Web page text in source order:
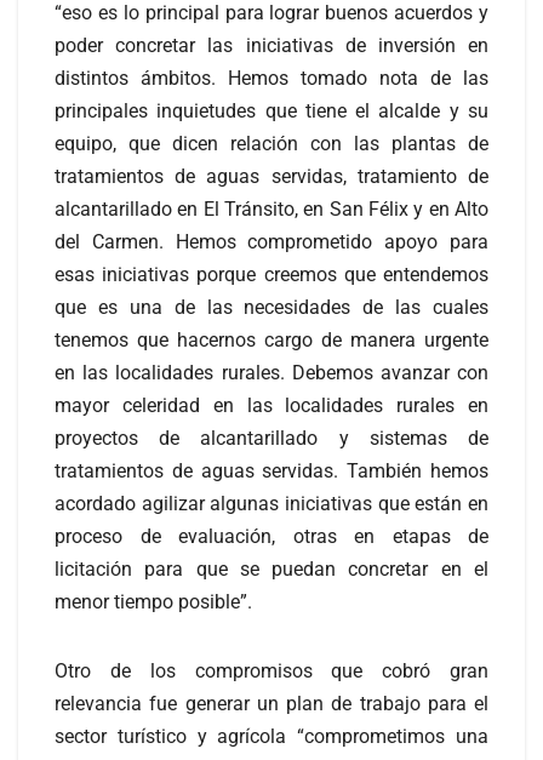
“eso es lo principal para lograr buenos acuerdos y
poder concretar las iniciativas de inversión en
distintos ámbitos. Hemos tomado nota de las
principales inquietudes que tiene el alcalde y su
equipo, que dicen relación con las plantas de
tratamientos de aguas servidas, tratamiento de
alcantarillado en El Tránsito, en San Félix y en Alto
del Carmen. Hemos comprometido apoyo para
esas iniciativas porque creemos que entendemos
que es una de las necesidades de las cuales
tenemos que hacernos cargo de manera urgente
en las localidades rurales. Debemos avanzar con
mayor celeridad en las localidades rurales en
proyectos de alcantarillado y sistemas de
tratamientos de aguas servidas. También hemos
acordado agilizar algunas iniciativas que están en
proceso de evaluación, otras en etapas de
licitación para que se puedan concretar en el
menor tiempo posible”.
Otro de los compromisos que cobró gran
relevancia fue generar un plan de trabajo para el
sector turístico y agrícola “comprometimos una